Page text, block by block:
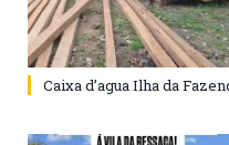
Caixa d’agua Ilha da